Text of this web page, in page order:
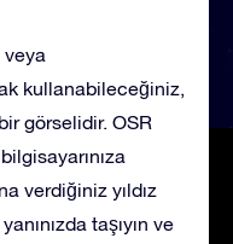
veya
kullanabileceğiniz,
görselidir. OSR
verdiğiniz yıldız
taşıyın ve